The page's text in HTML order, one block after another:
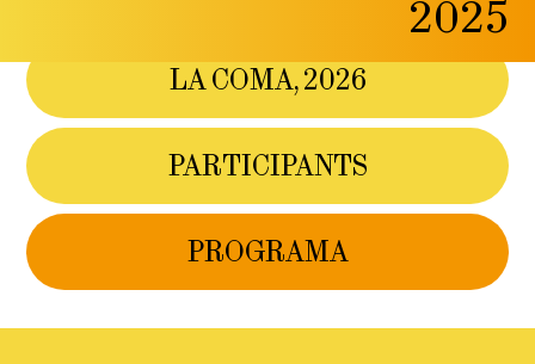
2025
LA COMA, 2026
PARTICIPANTS
PROGRAMA